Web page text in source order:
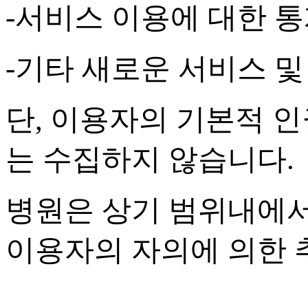
-서비스 이용에 대한
-기타 새로운 서비스
단, 이용자의 기본적
는 수집하지 않습니다.
병원은 상기 범위내에
이용자의 자의에 의한